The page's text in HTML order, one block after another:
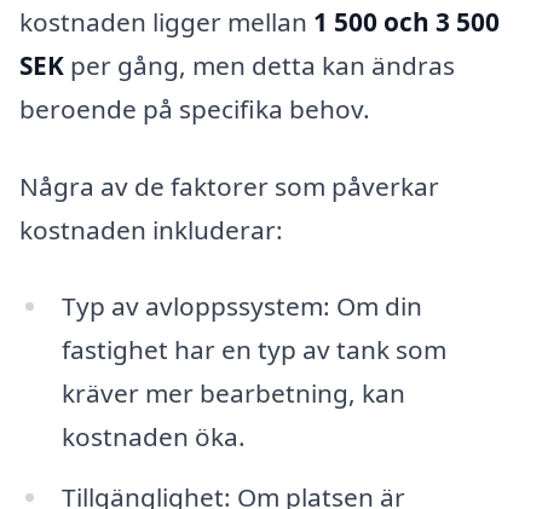
kostnaden ligger mellan 1 500 och 3 500
SEK per gång, men detta kan ändras
beroende på specifika behov.
Några av de faktorer som påverkar
kostnaden inkluderar:
Typ av avloppssystem: Om din
fastighet har en typ av tank som
kräver mer bearbetning, kan
kostnaden öka.
Tillgänglighet: Om platsen är